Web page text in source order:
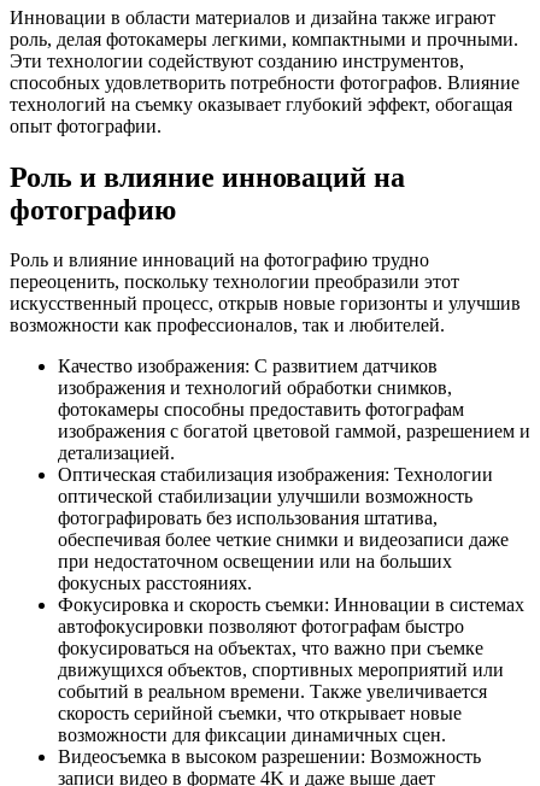
Инновации в области материалов и дизайна также играют
роль, делая фотокамеры легкими, компактными и прочными.
Эти технологии содействуют созданию инструментов,
способных удовлетворить потребности фотографов. Влияние
технологий на съемку оказывает глубокий эффект, обогащая
опыт фотографии.
Роль и влияние инноваций на
фотографию
Роль и влияние инноваций на фотографию трудно
переоценить, поскольку технологии преобразили этот
искусственный процесс, открыв новые горизонты и улучшив
возможности как профессионалов, так и любителей.
Качество изображения: С развитием датчиков
изображения и технологий обработки снимков,
фотокамеры способны предоставить фотографам
изображения с богатой цветовой гаммой, разрешением и
детализацией.
Оптическая стабилизация изображения: Технологии
оптической стабилизации улучшили возможность
фотографировать без использования штатива,
обеспечивая более четкие снимки и видеозаписи даже
при недостаточном освещении или на больших
фокусных расстояниях.
Фокусировка и скорость съемки: Инновации в системах
автофокусировки позволяют фотографам быстро
фокусироваться на объектах, что важно при съемке
движущихся объектов, спортивных мероприятий или
событий в реальном времени. Также увеличивается
скорость серийной съемки, что открывает новые
возможности для фиксации динамичных сцен.
Видеосъемка в высоком разрешении: Возможность
записи видео в формате 4K и даже выше дает